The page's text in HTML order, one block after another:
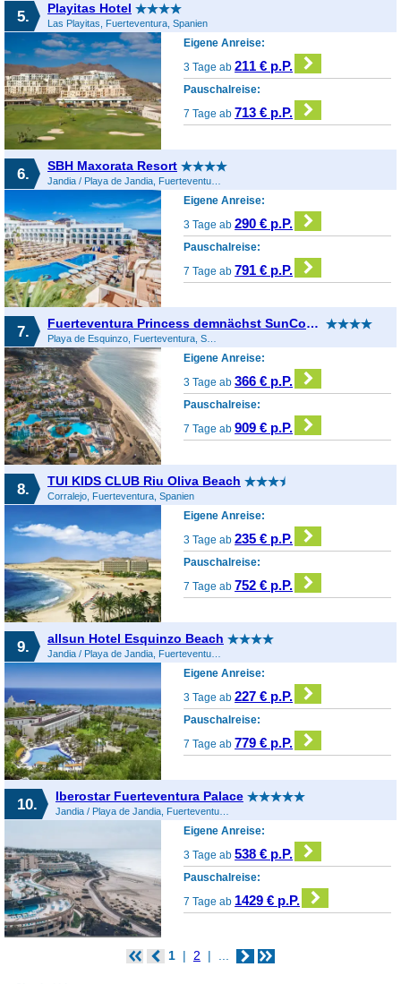
5. Playitas Hotel
Las Playitas, Fuerteventura, Spanien
Eigene Anreise:
3 Tage ab211 € p.P.
Pauschalreise:
7 Tage ab 713 € p.P.
6. SBH Maxorata Resort
Jandia / Playa de Jandia, Fuerteventura, Spanien
Eigene Anreise:
3 Tage ab290 € p.P.
Pauschalreise:
7 Tage ab 791 € p.P.
7. Fuerteventura Princess demnächst SunConnect
Playa de Esquinzo, Fuerteventura, Spanien
Eigene Anreise:
3 Tage ab366 € p.P.
Pauschalreise:
7 Tage ab909 € p.P.
8. TUI KIDS CLUB Riu Oliva Beach
Corralejo, Fuerteventura, Spanien
Eigene Anreise:
3 Tage ab235 € p.P.
Pauschalreise:
7 Tage ab752 € p.P.
9. allsun Hotel Esquinzo Beach
Jandia / Playa de Jandia, Fuerteventura, Spanien
Eigene Anreise:
3 Tage ab227 € p.P.
Pauschalreise:
7 Tage ab779 € p.P.
10. Iberostar Fuerteventura Palace
Jandia / Playa de Jandia, Fuerteventura, Spanien
Eigene Anreise:
3 Tage ab538 € p.P.
Pauschalreise:
7 Tage ab 1429 € p.P.
1 2 ...